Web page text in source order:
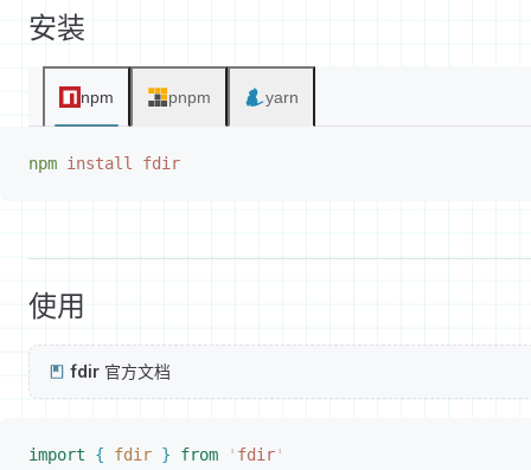
安装
npm pnpm yarn
npm install fdir
使用
fdir官方文档
import { fdir } from ' fdir'